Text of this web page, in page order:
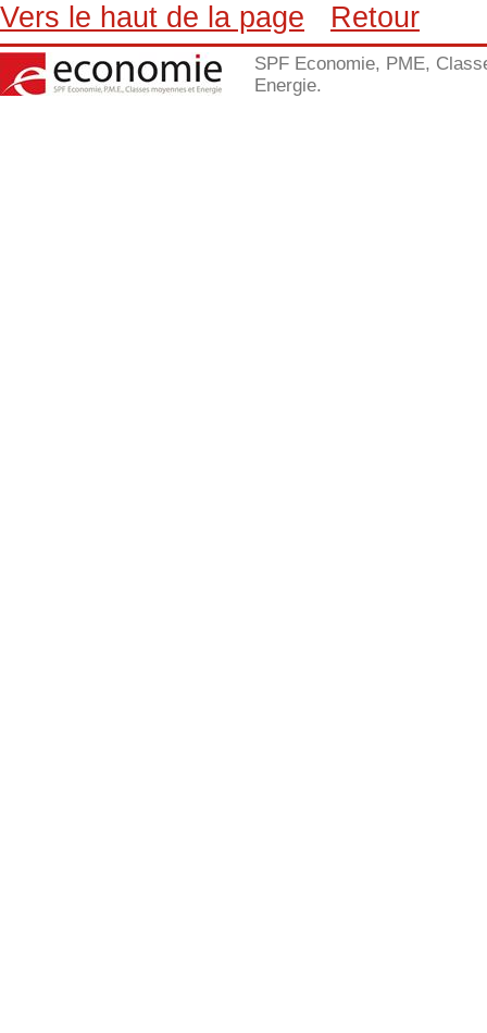
Vers le haut de la page Retour
SPF Economie, PME,
Energie.